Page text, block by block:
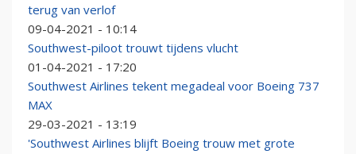
terug van verlof
09-04-2021 - 10:14
Southwest-piloot trouwt tijdens vlucht
01-04-2021 - 17:20
Southwest Airlines tekent megadeal voor Boeing 737
MAX
29-03-2021 - 13:19
'Southwest Airlines blijft Boeing trouw met grote